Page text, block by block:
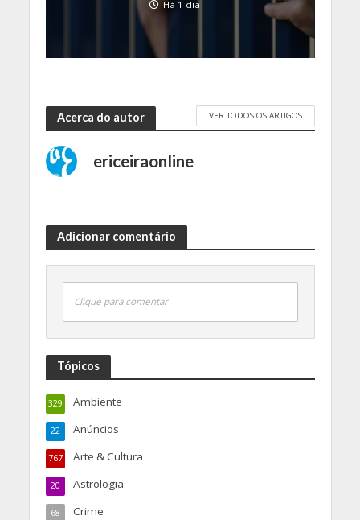
Há 1 dia
Acerca do autor VER TODOS OS ARTIGOS
ericeiraonline
Adicionar comentário
Clique para comentar
Tópicos
Ambiente
329
Anúncios
22
Arte & Cultura
767
Astrologia
20
Crime
68